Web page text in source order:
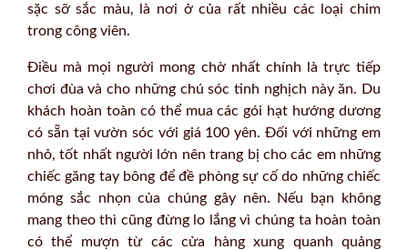
sặc sỡ sắc màu, là nơi ở của rất nhiều các loại chim
trong công viên.
Điều mà mọi người mong chờ nhất chính là trực tiếp
chơi đùa và cho những chú sóc tinh nghịch này ăn. Du
khách hoàn toàn có thể mua các gói hạt hướng dương
có sẵn tại vườn sóc với giá 100 yên. Đối với những em
nhỏ, tốt nhất người lớn nên trang bị cho các em những
chiếc găng tay bông để đề phòng sự cố do những chiếc
móng sắc nhọn của chúng gây nên. Nếu bạn không
mang theo thì cũng đừng lo lắng vì chúng ta hoàn toàn
có thể mượn từ các cửa hàng xung quanh quảng